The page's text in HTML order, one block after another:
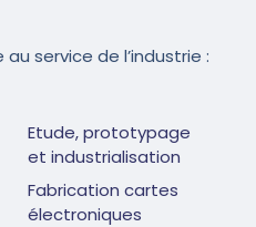
service de l’industrie :
Etude, prototypage
et industrialisation
Fabrication cartes
électroniques